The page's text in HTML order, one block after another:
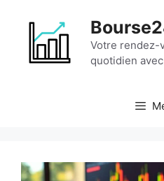
contenu
Votre rendez-
quotidien